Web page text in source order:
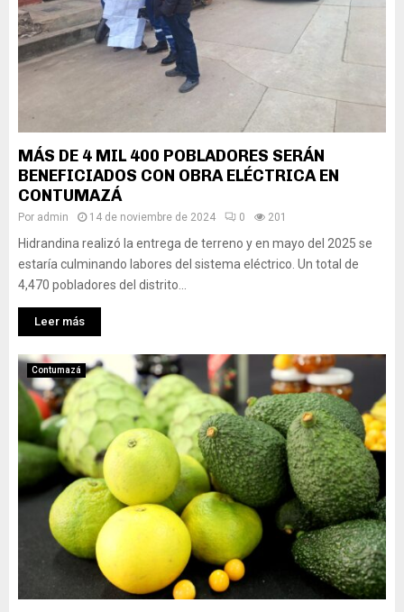
MÁS DE 4 MIL 400 POBLADORES SERÁN
BENEFICIADOS CON OBRA ELÉCTRICA EN
CONTUMAZÁ
Por admin 14 de noviembre de 2024 0 201
Hidrandina realizó la entrega de terreno y en mayo del 2025 se
estaría culminando labores del sistema eléctrico. Un total de
4,470 pobladores del distrito...
Leer más
Contumazá